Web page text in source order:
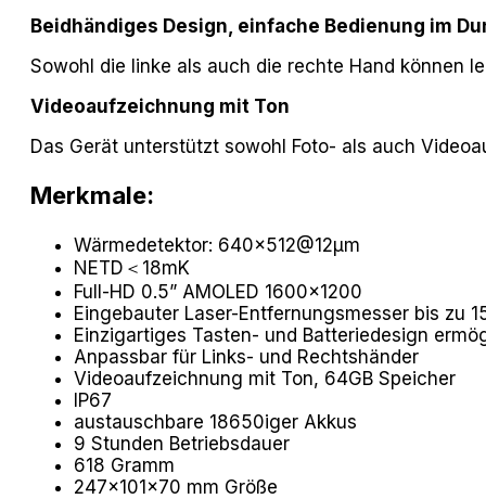
Beidhändiges Design, einfache Bedienung im
Sowohl die linke als auch die rechte Hand können
Videoaufzeichnung mit Ton
Das Gerät unterstützt sowohl Foto- als auch
Merkmale:
Wärmedetektor: 640×512@12μm
NETD＜18mK
Full-HD 0.5” AMOLED 1600×1200
Eingebauter Laser-Entfernungsmesser bis zu
Einzigartiges Tasten- und Batteriedesign
Anpassbar für Links- und Rechtshänder
Videoaufzeichnung mit Ton, 64GB Speicher
IP67
austauschbare 18650iger Akkus
9 Stunden Betriebsdauer
618 Gramm
247×101×70 mm Größe